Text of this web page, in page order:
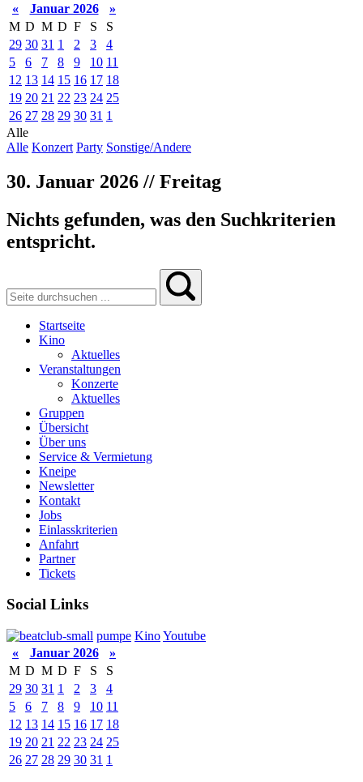
«
Januar 2026
»
M D M D F S
S
29 30 31 1 2 3
4
5
6 7 8 9 10 11
12 13 14 15 16 17 18
19 20 21 22 23 24 25
26 27 28 29 30 31 1
Alle
Alle Konzert Party Sonstige/Andere
30. Januar 2026 // Freitag
Nichts gefunden, was den Suchkriterien
entspricht.
Startseite
Kino
Aktuelles
Veranstaltungen
Konzerte
Aktuelles
Gruppen
Übersicht
Über uns
Service & Vermietung
Kneipe
Newsletter
Kontakt
Jobs
Einlasskriterien
Anfahrt
Partner
Tickets
Social Links
pumpe KinoYoutube
«
Januar 2026
»
M D M D F S
S
29 30 31 1 2 3
4
5
6 7 8 9 10 11
12 13 14 15 16 17 18
19 20 21 22 23 24 25
26 27 28 29 30 31 1